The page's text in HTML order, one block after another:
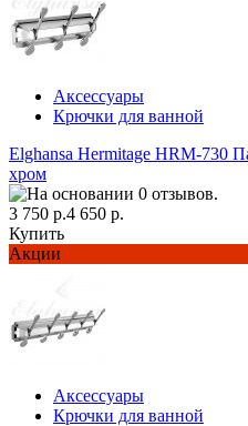
Аксессуары
Крючки для ванной
Elghansa Hermitage HRM-730
хром
3 750 р.4 650 р.
Купить
Акции
Аксессуары
Крючки для ванной